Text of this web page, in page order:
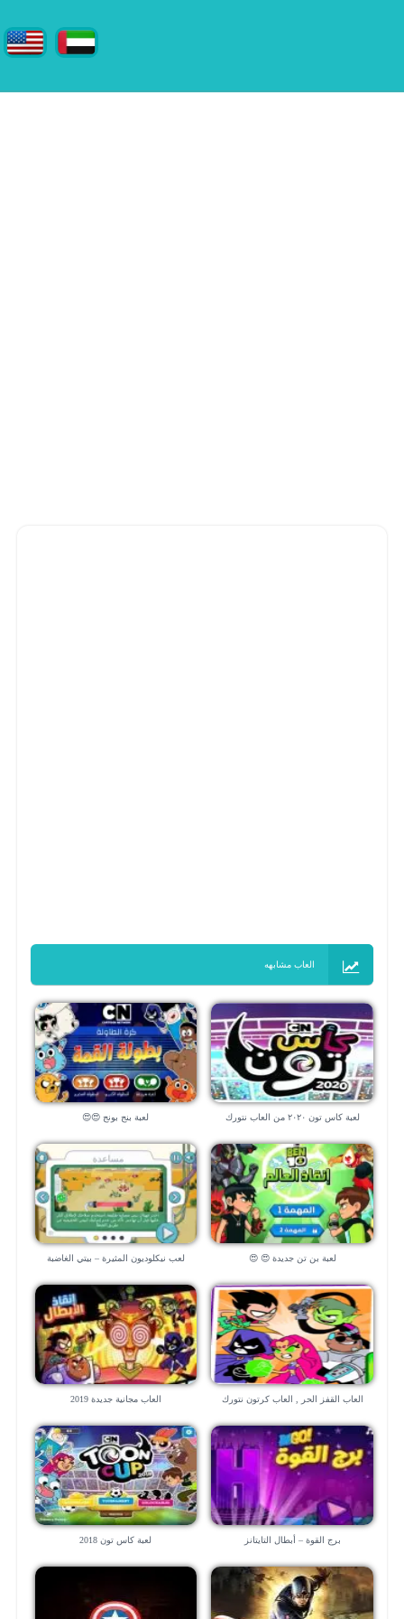
العاب مشابهه
لعبة كاس تون ٢٠٢٠ من العاب نتورك
لعبة بنج بونج 😍😍
لعبة بن تن جديدة 😍 😍 لعب نيكلوديون المثيرة – بيتي الغاضبة
العاب القفز الحر , العاب كرتون نتورك
العاب مجانية جديدة 2019
برج القوة – أبطال التايتانز لعبة كاس تون 2018